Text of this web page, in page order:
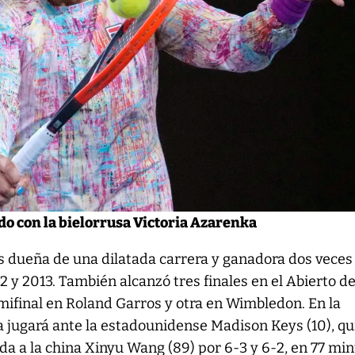
con la bielorrusa Victoria Azarenka
dueña de una dilatada carrera y ganadora dos
y 2013. También alcanzó tres finales en el Abierto
en Roland Garros y otra en Wimbledon. En la
ante la estadounidense Madison Keys (10),
a la china Xinyu Wang (89) por 6-3 y 6-2, en 77